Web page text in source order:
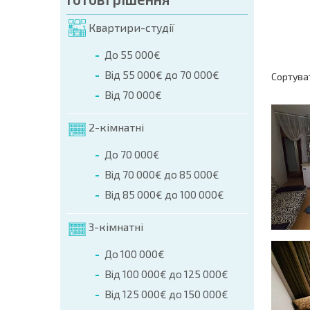
Квартири-студії
До 55 000€
Від 55 000€ до 70 000€
Від 70 000€
2-кімнатні
До 70 000€
Від 70 000€ до 85 000€
Від 85 000€ до 100 000€
3-кімнатні
До 100 000€
Від 100 000€ до 125 000€
Від 125 000€ до 150 000€